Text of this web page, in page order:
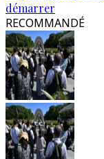
démarrer
RECOMMANDÉ